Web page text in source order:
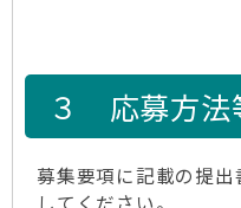
３ 応募方法
募集要項に記載の提